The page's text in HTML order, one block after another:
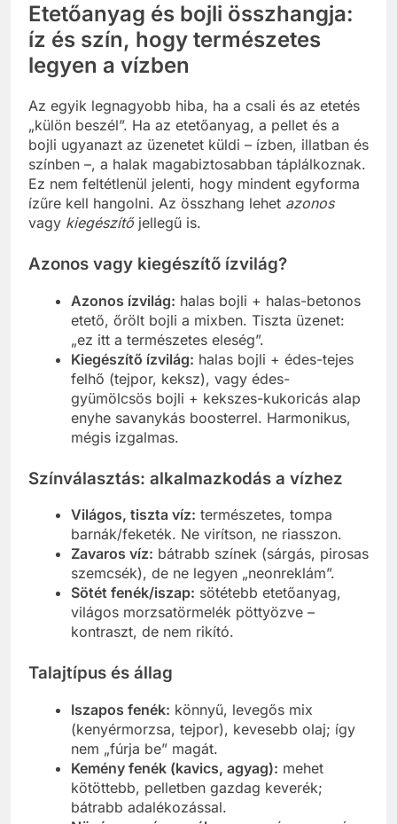
Etetőanyag és bojli összhangja:
íz és szín, hogy természetes
legyen a vízben
Az egyik legnagyobb hiba, ha a csali és az etetés
„külön beszél”. Ha az etetőanyag, a pellet és a
bojli ugyanazt az üzenetet küldi – ízben, illatban és
színben –, a halak magabiztosabban táplálkoznak.
Ez nem feltétlenül jelenti, hogy mindent egyforma
ízűre kell hangolni. Az összhang lehet azonos
vagy kiegészítőjellegű is.
Azonos vagy kiegészítő ízvilág?
Azonos ízvilág: halas bojli + halas-betonos
etető, őrölt bojli a mixben. Tiszta üzenet:
„ez itt a természetes eleség”.
Kiegészítő ízvilág: halas bojli + édes-tejes
felhő (tejpor, keksz), vagy édes-
gyümölcsös bojli + kekszes-kukoricás alap
enyhe savanykás boosterrel. Harmonikus,
mégis izgalmas.
Színválasztás: alkalmazkodás a vízhez
Világos, tiszta víz: természetes, tompa
barnák/feketék. Ne virítson, ne riasszon.
Zavaros víz: bátrabb színek (sárgás, pirosas
szemcsék), de ne legyen „neonreklám”.
Sötét fenék/iszap: sötétebb etetőanyag,
világos morzsatörmelék pöttyözve –
kontraszt, de nem rikító.
Talajtípus és állag
Iszapos fenék: könnyű, levegős mix
(kenyérmorzsa, tejpor), kevesebb olaj; így
nem „fúrja be” magát.
Kemény fenék (kavics, agyag): mehet
kötöttebb, pelletben gazdag keverék;
bátrabb adalékozással.